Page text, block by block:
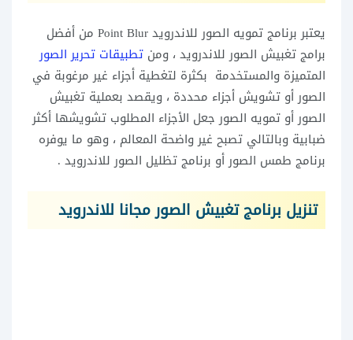
يعتبر برنامج تمويه الصور للاندرويد Point Blur من أفضل
برامج تغبيش الصور للاندرويد ، ومن تطبيقات تحرير الصور
المتميزة والمستخدمة بكثرة لتغطية أجزاء غير مرغوبة في
الصور أو تشويش أجزاء محددة ، ويقصد بعملية تغبيش
الصور أو تمويه الصور جعل الأجزاء المطلوب تشويشها أكثر
ضبابية وبالتالي تصبح غير واضحة المعالم ، وهو ما يوفره
برنامج طمس الصور أو برنامج تظليل الصور للاندرويد .
تنزيل برنامج تغبيش الصور مجانا للاندرويد